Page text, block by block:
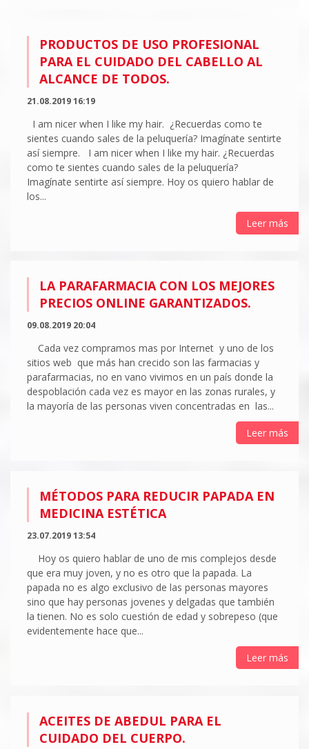
PRODUCTOS DE USO PROFESIONAL
PARA EL CUIDADO DEL CABELLO AL
ALCANCE DE TODOS.
21.08.2019 16:19
I am nicer when I like my hair. ¿Recuerdas como te
sientes cuando sales de la peluquería? Imagínate sentirte
así siempre. I am nicer when I like my hair. ¿Recuerdas
como te sientes cuando sales de la peluquería?
Imagínate sentirte así siempre. Hoy os quiero hablar de
los...
Leer más
LA PARAFARMACIA CON LOS MEJORES
PRECIOS ONLINE GARANTIZADOS.
09.08.2019 20:04
Cada vez compramos mas por Internet y uno de los
sitios web que más han crecido son las farmacias y
parafarmacias, no en vano vivimos en un país donde la
despoblación cada vez es mayor en las zonas rurales, y
la mayoría de las personas viven concentradas en las...
Leer más
MÉTODOS PARA REDUCIR PAPADA EN
MEDICINA ESTÉTICA
23.07.2019 13:54
Hoy os quiero hablar de uno de mis complejos desde
que era muy joven, y no es otro que la papada. La
papada no es algo exclusivo de las personas mayores
sino que hay personas jovenes y delgadas que también
la tienen. No es solo cuestión de edad y sobrepeso (que
evidentemente hace que...
Leer más
ACEITES DE ABEDUL PARA EL
CUIDADO DEL CUERPO.